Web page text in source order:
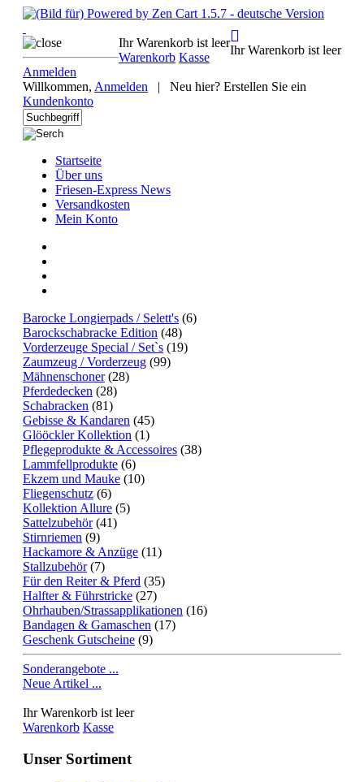
Ihr Warenkorb ist leer
Warenkorb Kasse
Ihr Warenkorb ist leer
Anmelden
Willkommen, Anmelden |
Neu hier? Erstellen Sie ein
Kundenkonto
Startseite
Über uns
Friesen-Express News
Versandkosten
Mein Konto
Barocke Longierpads / Selett's (6)
Barockschabracke Edition (48)
Vorderzeuge Special / Set`s (19)
Zaumzeug / Vorderzeug (99)
Mähnenschoner(28)
Pferdedecken (28)
Schabracken (81)
Gebisse & Kandaren (45)
Glööckler Kollektion (1)
Pflegeprodukte & Accessoires (38)
Lammfellprodukte (6)
Ekzem und Mauke (10)
Fliegenschutz (6)
Kollektion Allure (5)
Sattelzubehör(41)
Stirnriemen (9)
Hackamore & Anzüge (11)
Stallzubehör(7)
Für den Reiter & Pferd (35)
Halfter & Führstricke (27)
Ohrhauben/Strassapplikationen (16)
Bandagen & Gamaschen (17)
Geschenk Gutscheine (9)
Sonderangebote ...
Neue Artikel ...
Ihr Warenkorb ist leer
Warenkorb Kasse
Unser Sortiment